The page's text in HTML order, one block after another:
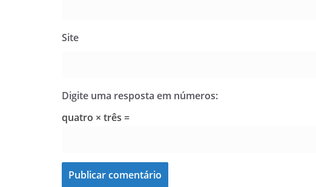
Site
Digite uma resposta em números:
quatro × três =